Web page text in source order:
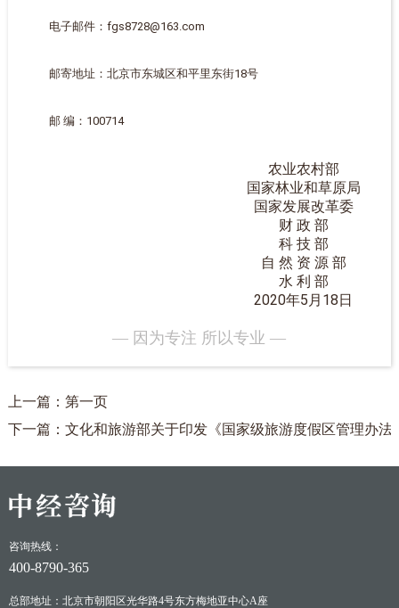
电子邮件：fgs8728@163.com
邮寄地址：北京市东城区和平里东街18号
邮 编：100714
农业农村部
国家林业和草原局
国家发展改革委
财 政 部
科 技 部
自 然 资 源 部
水 利 部
2020年5月18日
— 因为专注 所以专业 —
上一篇：第一页
下一篇：文化和旅游部关于印发《国家级旅游度假区管理办法
咨询热线：
400-8790-365
总部地址：北京市朝阳区光华路4号东方梅地亚中心A座